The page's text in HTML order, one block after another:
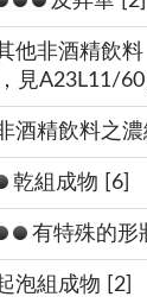
他非酒精飲
見A23L11/60
酒精飲料之濃
乾組成物 [6]
有特殊的形
泡組成物 [2]